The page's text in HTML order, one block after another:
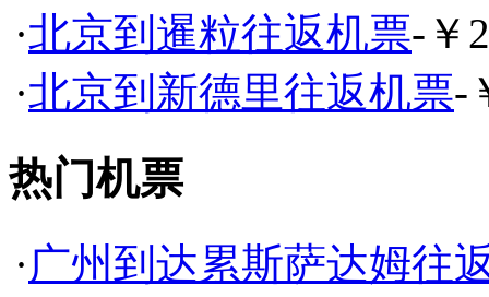
·北京到暹粒往返机票-￥
·北京到新德里往返机票-
热门机票
·广州到达累斯萨达姆往